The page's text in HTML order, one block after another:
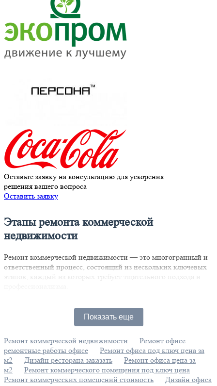
Оставьте заявку на консультацию для ускорения
решения вашего вопроса
Оставить заявку
Этапы ремонта коммерческой
недвижимости
Ремонт коммерческой недвижимости — это многогранный и
ответственный процесс, состоящий из нескольких ключевых
этапов, каждый из которых требует тщательного подхода и
начальном этапе формулируются цели проекта и
устанавливается бюджет. Важно не только составить смету, но
чтобы он соответствовал бизнес-стратегии заказчика. Этот
этап закладывает прочный фундамент для успешной
реализации всего проекта.
Следующий шаг — проектирование. После завершения
Показать еще
Ремонт коммерческой недвижимости
Ремонт офисе
ремонтные работы офисе
Ремонт офиса под ключ цена за
м2
Дизайн ресторана заказать
Ремонт офиса цена за
м2
Ремонт коммерческого помещения под ключ цена
Ремонт коммерческих помещений стоимость
Дизайн офиса